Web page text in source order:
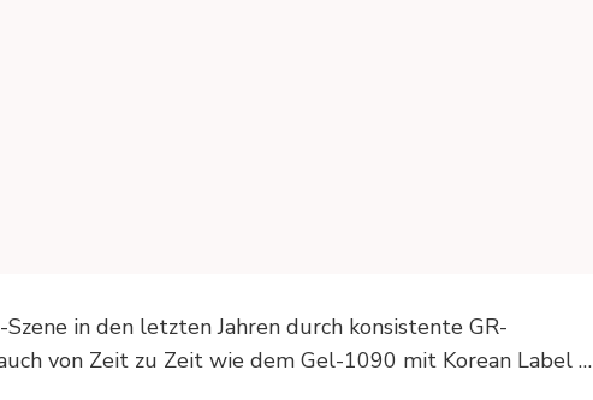
in den letzten Jahren durch konsistente GR-
von Zeit zu Zeit wie dem Gel-1090 mit Korean Label …